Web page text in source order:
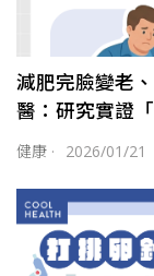
減肥完臉變老
醫：研究實證
健康 · 2026/01/21